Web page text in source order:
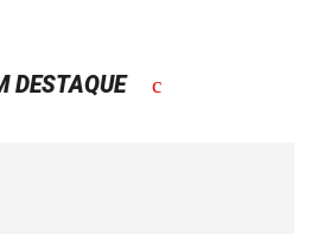
DESTAQUE